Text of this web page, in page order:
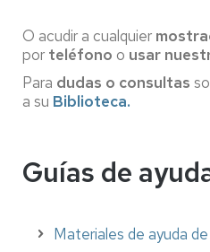
O acudir a cualquier
por teléfono o usar
Para dudas o consultas
a su Biblioteca.
Guías de
Materiales de ayuda